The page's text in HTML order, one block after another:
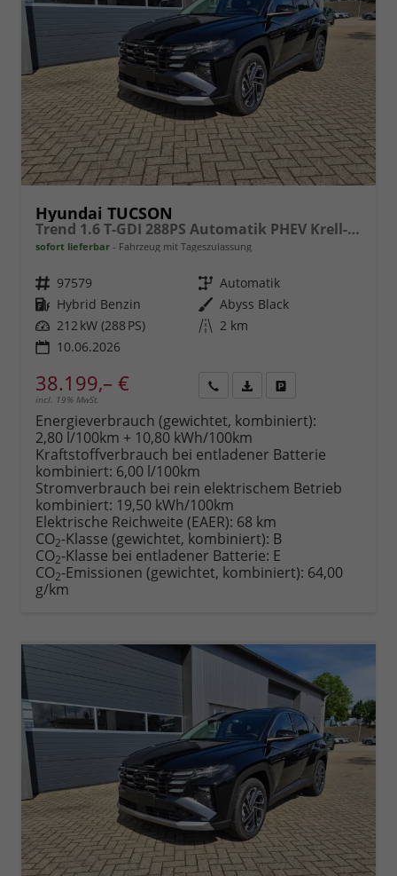
Hyundai TUCSON
Trend 1.6 T-GDI 288PS Automatik PHEV Krell-Sound Teill-Leder elektr. Heckklappe ACC Klimaautomatik Sitzheizung Lenkrandheizung Navi PDC v+h Rückf.Kamera Apple CarPlay + Android Auto 2xKeyless 19-LM vollelektr. Reichweite 68KM
sofort lieferbar Fahrzeug mit Tageszulassung
Fahrzeugnr. 97579 Getriebe Automatik
Kraftstoff Hybrid Benzin Außenfarbe Abyss Black
Leistung 212 kW (288 PS) Kilometerstand 2 km
10.06.2026
38.199,– €
incl. 19% MwSt.
anfordernDatei,
Fahrzeugexposé
drucken
drucken,
parken
oder
vergleichen
Energieverbrauch (gewichtet, kombiniert):
2,80 l/100km + 10,80 kWh/100km
Kraftstoffverbrauch bei entladener Batterie
kombiniert: 6,00 l/100km
Stromverbrauch bei rein elektrischem Betrieb
kombiniert: 19,50 kWh/100km
Elektrische Reichweite (EAER): 68 km
CO2-Klasse (gewichtet, kombiniert): B
CO2-Klasse bei entladener Batterie: E
CO2-Emissionen (gewichtet, kombiniert): 64,00
g/km